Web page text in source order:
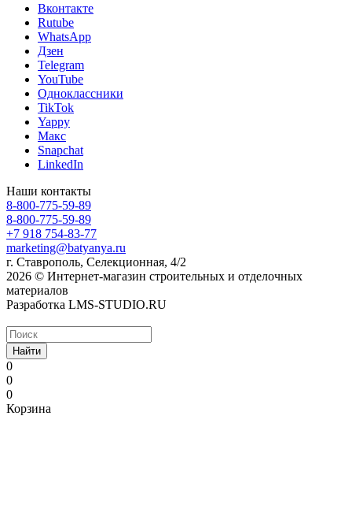
Вконтакте
Rutube
WhatsApp
Дзен
Telegram
YouTube
Одноклассники
TikTok
Yappy
Макс
Snapchat
LinkedIn
Наши контакты
8-800-775-59-89
8-800-775-59-89
+7 918 754-83-77
marketing@batyanya.ru
г. Ставрополь, Селекционная, 4/2
2026 © Интернет-магазин строительных и отделочных
материалов
Разработка LMS-STUDIO.RU
Найти
0
0
0
Корзина